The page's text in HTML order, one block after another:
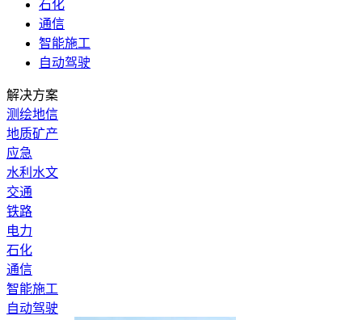
石化
通信
智能施工
自动驾驶
解决方案
测绘地信
地质矿产
应急
水利水文
交通
铁路
电力
石化
通信
智能施工
自动驾驶